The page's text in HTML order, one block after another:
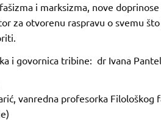
i marksizma, nove
za otvorenu raspravu o svemu
i govornica tribine: dr Ivana
vanredna profesorka